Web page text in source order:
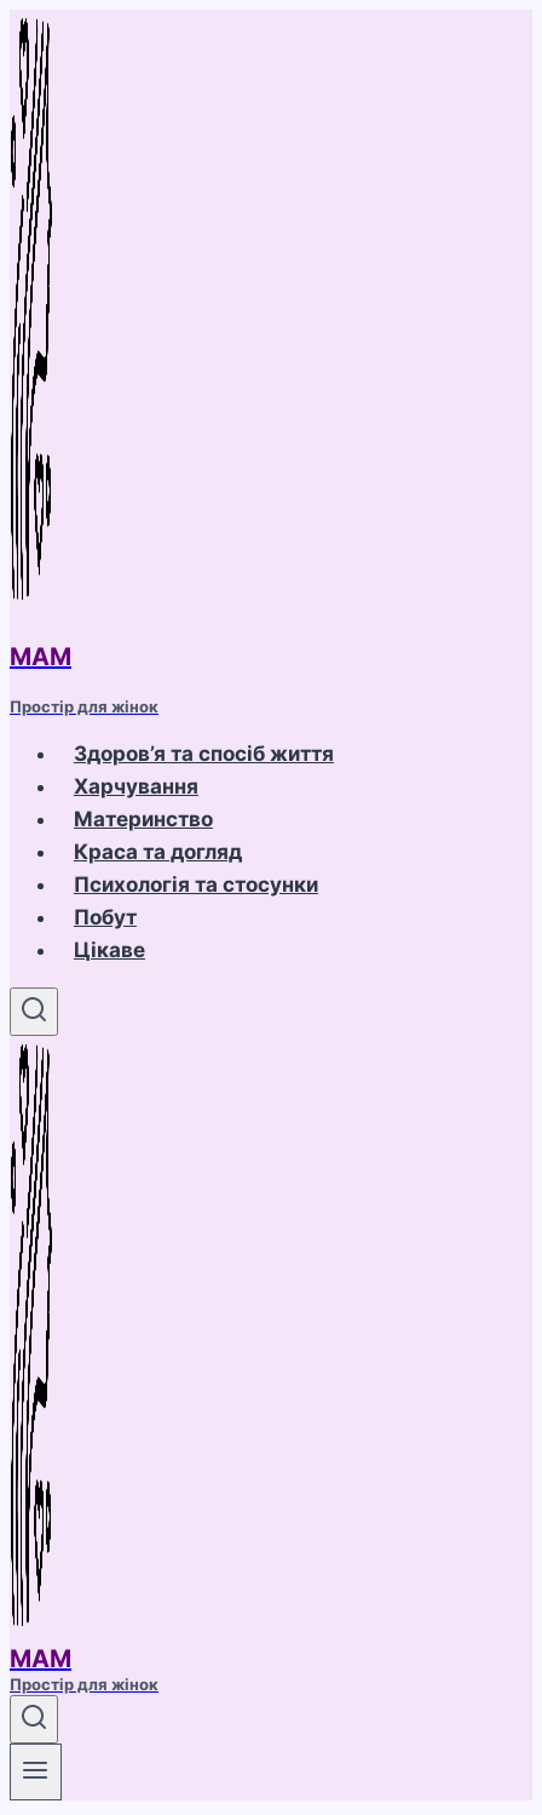
Перейти
до
вмісту
МАМ
Простір для жінок
Здоров’я та спосіб життя
Харчування
Материнство
Краса та догляд
Психологія та стосунки
Побут
Цікаве
МАМ
Простір для жінок